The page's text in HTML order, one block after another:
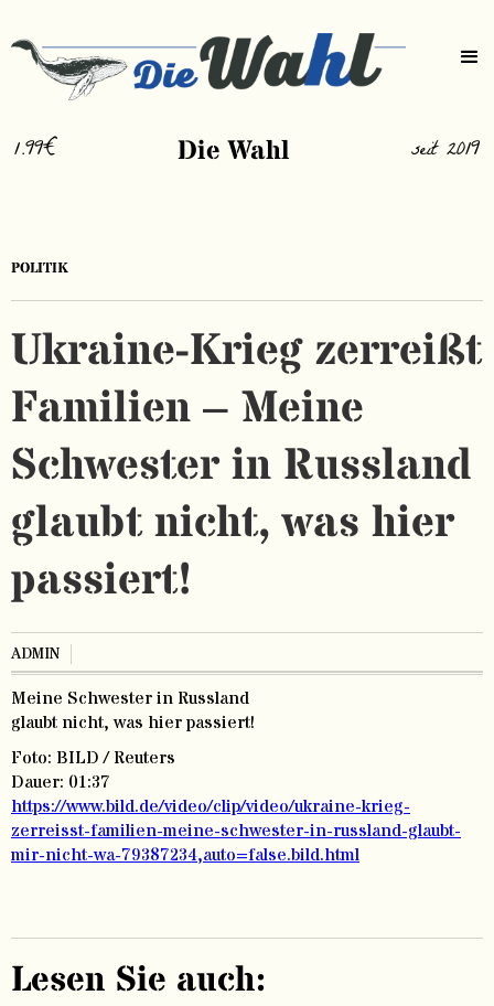
1.99€ Die Wahl seit 2019
POLITIK
Ukraine-Krieg zerreißt
Familien – Meine
Schwester in Russland
glaubt nicht, was hier
passiert!
ADMIN
Meine Schwester in Russland
glaubt nicht, was hier passiert!
Foto: BILD / Reuters
Dauer: 01:37
https://www.bild.de/video/clip/video/ukraine-krieg-
zerreisst-familien-meine-schwester-in-russland-glaubt-
mir-nicht-wa-79387234,auto=false.bild.html
Lesen Sie auch: